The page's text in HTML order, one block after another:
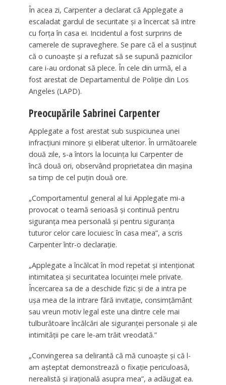
În acea zi, Carpenter a declarat că Applegate a
escaladat gardul de securitate și a încercat să intre
cu forța în casa ei. Incidentul a fost surprins de
camerele de supraveghere. Se pare că el a susținut
că o cunoaște și a refuzat să se supună paznicilor
care i-au ordonat să plece. În cele din urmă, el a
fost arestat de Departamentul de Poliție din Los
Angeles (LAPD).
Preocupările Sabrinei Carpenter
Applegate a fost arestat sub suspiciunea unei
infracțiuni minore și eliberat ulterior. În următoarele
două zile, s-a întors la locuința lui Carpenter de
încă două ori, observând proprietatea din mașina
sa timp de cel puțin două ore.
„Comportamentul general al lui Applegate mi-a
provocat o teamă serioasă și continuă pentru
siguranța mea personală și pentru siguranța
tuturor celor care locuiesc în casa mea”, a scris
Carpenter într-o declarație.
„Applegate a încălcat în mod repetat și intenționat
intimitatea și securitatea locuinței mele private.
Încercarea sa de a deschide fizic și de a intra pe
ușa mea de la intrare fără invitație, consimțământ
sau vreun motiv legal este una dintre cele mai
tulburătoare încălcări ale siguranței personale și ale
intimității pe care le-am trăit vreodată.”
„Convingerea sa delirantă că mă cunoaște și că l-
am așteptat demonstrează o fixație periculoasă,
nerealistă și irațională asupra mea”, a adăugat ea.